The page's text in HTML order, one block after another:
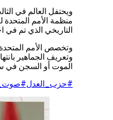
ويحتفل العالم في
منظمة الأمم المتحدة
التاريخي الذي تم في
وتخصص الأمم المتحدة
وتعريف الجماهير
الموت أو السجن في
#حزب_العدل